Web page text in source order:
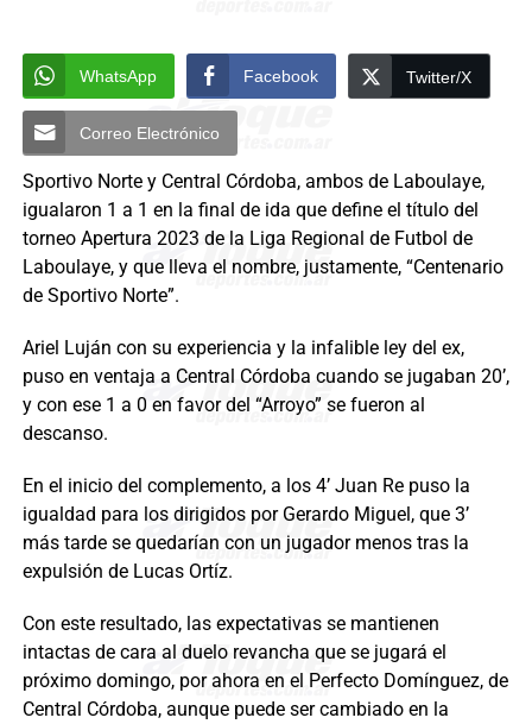
WhatsApp Facebook Twitter/X
Correo Electrónico
Sportivo Norte y Central Córdoba, ambos de Laboulaye,
igualaron 1 a 1 en la final de ida que define el título del
torneo Apertura 2023 de la Liga Regional de Futbol de
Laboulaye, y que lleva el nombre, justamente, “Centenario
de Sportivo Norte”.
Ariel Luján con su experiencia y la infalible ley del ex,
puso en ventaja a Central Córdoba cuando se jugaban 20’,
y con ese 1 a 0 en favor del “Arroyo” se fueron al
descanso.
En el inicio del complemento, a los 4’ Juan Re puso la
igualdad para los dirigidos por Gerardo Miguel, que 3’
más tarde se quedarían con un jugador menos tras la
expulsión de Lucas Ortíz.
Con este resultado, las expectativas se mantienen
intactas de cara al duelo revancha que se jugará el
próximo domingo, por ahora en el Perfecto Domínguez, de
Central Córdoba, aunque puede ser cambiado en la